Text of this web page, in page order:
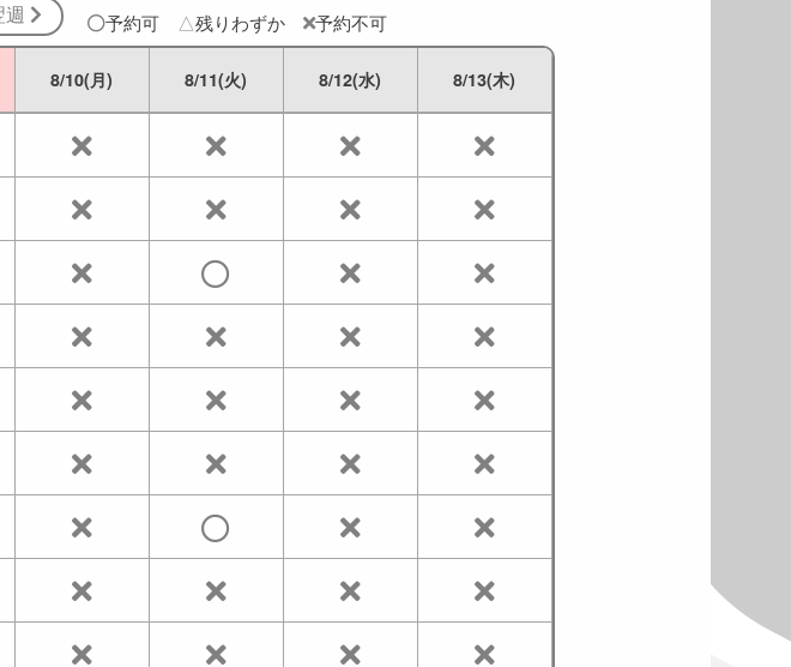
週 予約可 △残りわずか 予約不可
8/10(月) 8/11(火) 8/12(水) 8/13(木)